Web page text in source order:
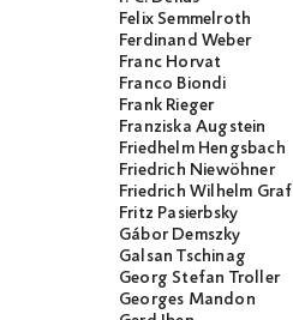
Felix Semmelroth
Ferdinand Weber
Franc Horvat
Franco Biondi
Frank Rieger
Franziska Augstein
Friedhelm Hengsbach
Friedrich Niewöhner
Friedrich Wilhelm Graf
Fritz Pasierbsky
Gábor Demszky
Galsan Tschinag
Georg Stefan Troller
Georges Mandon